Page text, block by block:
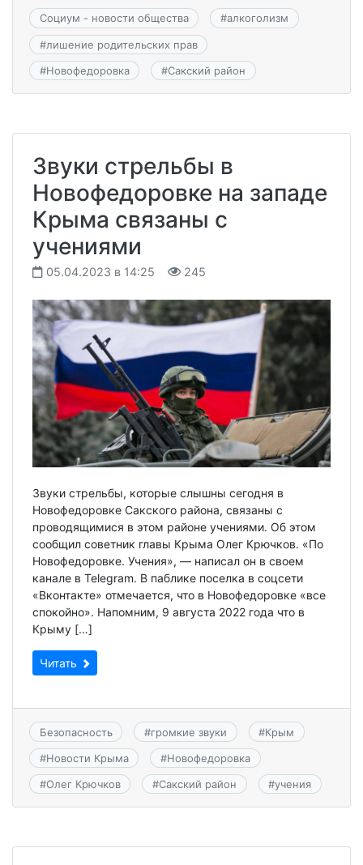
Социум - новости общества #алкоголизм
#лишение родительских прав
#Новофедоровка #Сакский район
Звуки стрельбы в
Новофедоровке на западе
Крыма связаны с
учениями
05.04.2023 в 14:25 245
Звуки стрельбы, которые слышны сегодня в
Новофедоровке Сакского района, связаны с
проводящимися в этом районе учениями. Об этом
сообщил советник главы Крыма Олег Крючков. «По
Новофедоровке. Учения», — написал он в своем
канале в Telegram. В паблике поселка в соцсети
«Вконтакте» отмечается, что в Новофедоровке «все
спокойно». Напомним, 9 августа 2022 года что в
Крыму […]
Читать
Безопасность #громкие звуки #Крым
#Новости Крыма #Новофедоровка
#Олег Крючков #Сакский район #учения